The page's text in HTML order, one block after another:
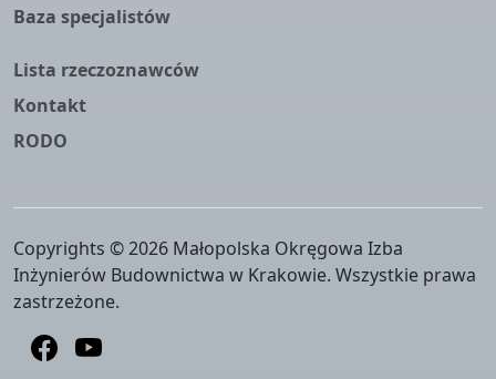
Baza specjalistów
Lista rzeczoznawców
Kontakt
RODO
Copyrights © 2026 Małopolska Okręgowa Izba
Inżynierów Budownictwa w Krakowie. Wszystkie prawa
zastrzeżone.